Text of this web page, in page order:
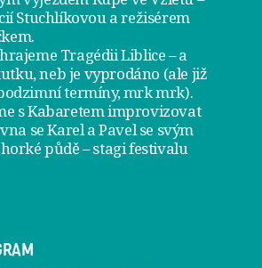
Stuchlíkovou a režisérem
Tragédii Liblice– a
neb je vyprodáno (ale již
termíny, mrk mrk).
s Kabaretem improvizovat
se Karel a Pavel se svým
půdě – stagi festivalu